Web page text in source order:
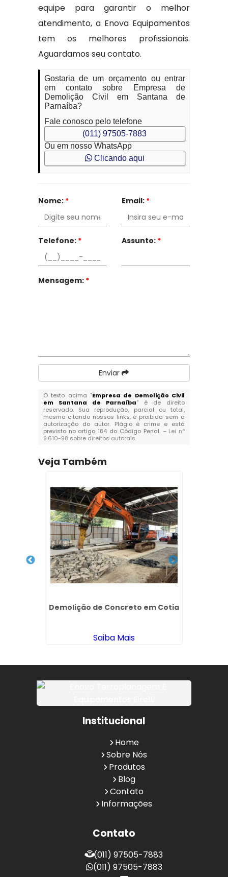
equipe para garantir o melhor
atendimento, a Enova Equipamentos
tem os melhores profissionais.
Aguardamos seu contato.
Gostaria de um orçamento ou entrar
em contato sobre Empresa de
Demolição Civil em Santana de
Parnaíba?
Fale conosco pelo telefone
(011) 97505-7883
Ou em nosso WhatsApp
Clicando aqui
Nome: * Email: *
Telefone: * Assunto: *
Mensagem: *
Enviar
O texto acima "Empresa de Demolição Civil
em Santana de Parnaíba" é de direito
reservado. Sua reprodução, parcial ou total,
mesmo citando nossos links, é proibida sem a
autorização do autor. Plágio é crime e está
previsto no artigo 184 do Código Penal. – Lei n°
9.610-98 sobre direitos autorais.
Veja Também
Demolição de Concreto em Cotia
Saiba Mais
Institucional
Home
Sobre Nós
Produtos
Blog
Contato
Informações
Contato
(011) 97505-7883
(011) 97505-7883